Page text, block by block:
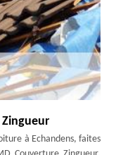
à Echandens, faites